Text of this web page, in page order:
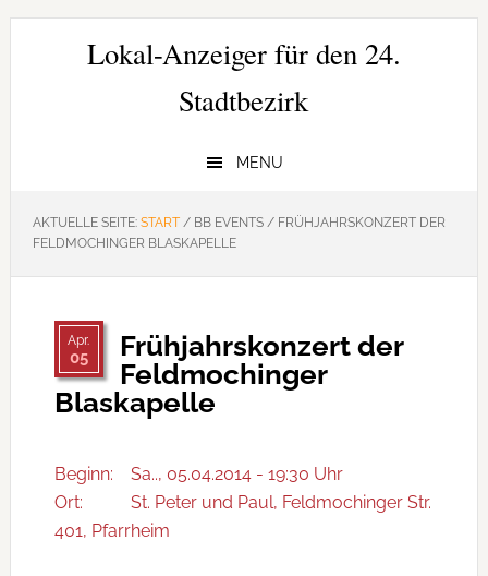
Zur
Hauptnavigation
Zum
Zur
SeitenspalteLokal-Anzeiger für den 24.
Stadtbezirk
MENU
AKTUELLE SEITE: START /BB EVENTS /FRÜHJAHRSKONZERT DER
FELDMOCHINGER BLASKAPELLE
Apr.
05
Frühjahrskonzert der
Feldmochinger
Blaskapelle
Beginn:
Sa.., 05.04.2014 - 19:30 Uhr
Ort:
St. Peter und Paul, Feldmochinger Str.
401, Pfarrheim